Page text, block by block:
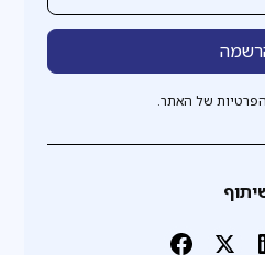
של האתר.